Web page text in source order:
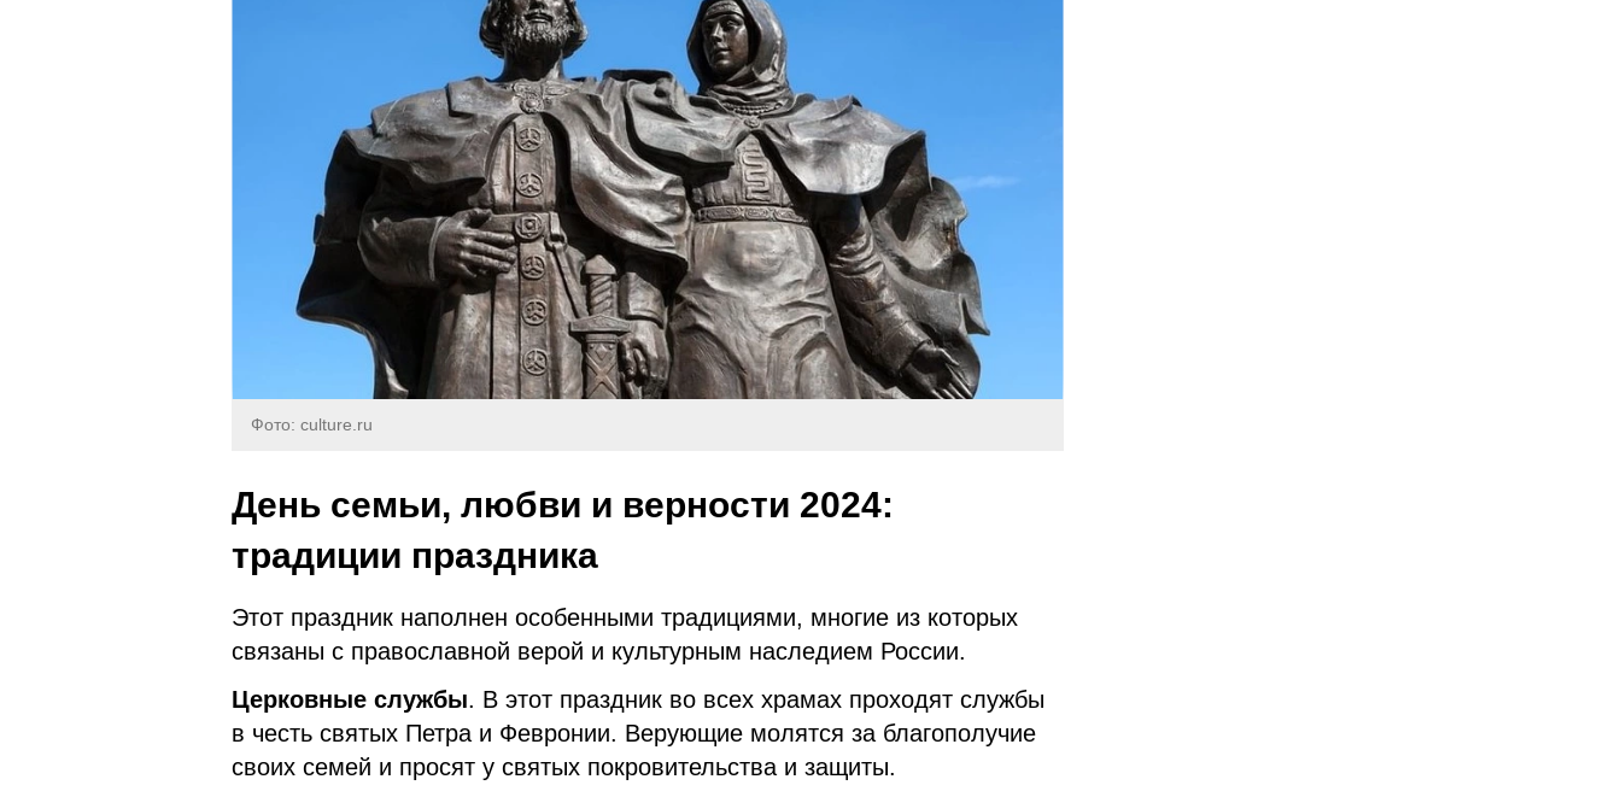
Фото: culture.ru
День семьи, любви и верности 2024:
традиции праздника
Этот праздник наполнен особенными традициями, многие из которых
связаны с православной верой и культурным наследием России.
Церковные службы. В этот праздник во всех храмах проходят службы
в честь святых Петра и Февронии. Верующие молятся за благополучие
своих семей и просят у святых покровительства и защиты.